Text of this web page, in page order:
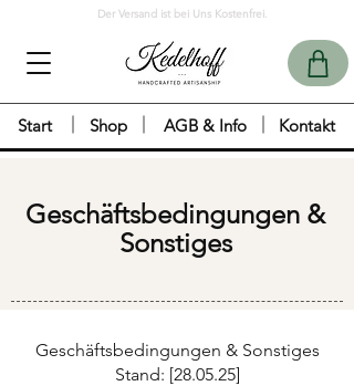
Shop AGB & Info Kontakt
Start
Der Versand ist bei Uns Kostenfrei.
Geschäftsbedingungen &
Sonstiges
Geschäftsbedingungen & Sonstiges
Stand: [28.05.25]